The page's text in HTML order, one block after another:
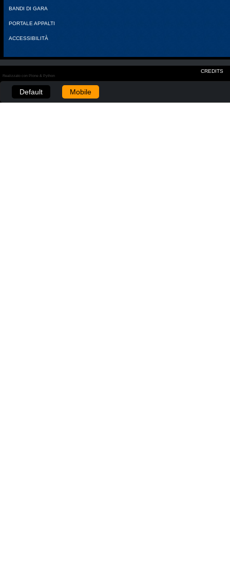
BANDI DI GARA
PORTALE APPALTI
ACCESSIBILITÀ
CREDITS
Realizzato con Plone & Python
Default Mobile